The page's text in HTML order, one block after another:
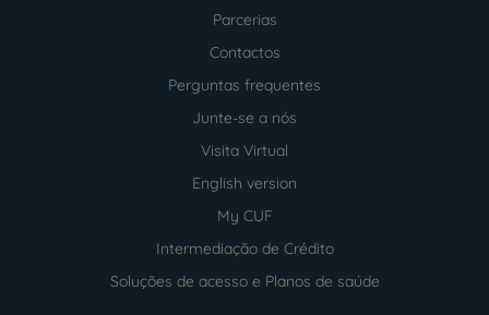
Parcerias
Contactos
Perguntas frequentes
Junte-se a nós
Visita Virtual
English version
My CUF
Intermediação de Crédito
Soluções de acesso e Planos de saúde